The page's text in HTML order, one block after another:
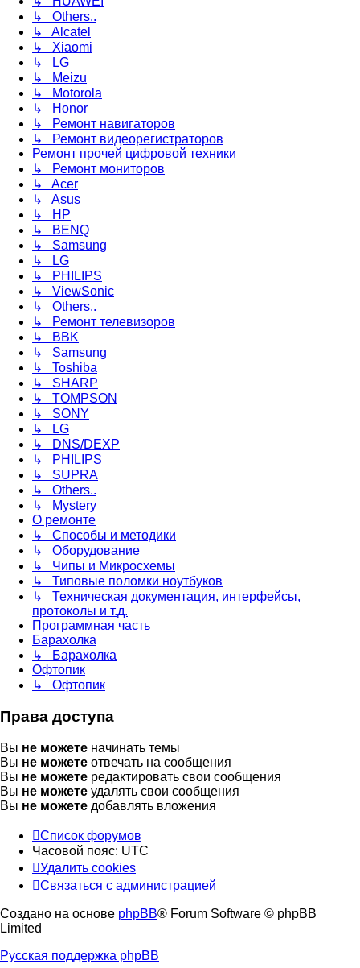
↳ Others..
↳ Alcatel
↳ Xiaomi
↳ LG
↳ Meizu
↳ Motorola
↳ Honor
↳ Ремонт навигаторов
↳ Ремонт видеорегистраторов
Ремонт прочей цифровой техники
↳ Ремонт мониторов
↳ Acer
↳ Asus
↳ HP
↳ BENQ
↳ Samsung
↳ LG
↳ PHILIPS
↳ ViewSonic
↳ Others..
↳ Ремонт телевизоров
↳ BBK
↳ Samsung
↳ Toshiba
↳ SHARP
↳ TOMPSON
↳ SONY
↳ LG
↳ DNS/DEXP
↳ PHILIPS
↳ SUPRA
↳ Others..
↳ Mystery
О ремонте
↳ Способы и методики
↳ Оборудование
↳ Чипы и Микросхемы
↳ Типовые поломки ноутбуков
↳ Техническая документация, интерфейсы,
протоколы и т.д.
Программная часть
Барахолка
↳ Барахолка
Офтопик
↳ Офтопик
Права доступа
Вы не можете начинать темы
Вы не можете отвечать на сообщения
Вы не можете редактировать свои сообщения
Вы не можете удалять свои сообщения
Вы не можете добавлять вложения
Список форумов
Часовой пояс: UTC
Удалить cookies
Связаться
администрацией
Связаться с администрацией
Создано на основе phpBB® Forum Software © phpBB
Limited
Русская поддержка phpBB